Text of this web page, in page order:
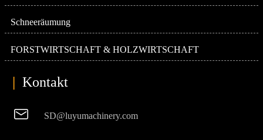
Schneeräumung
FORSTWIRTSCHAFT & HOLZWIRTSCHAFT
Kontakt
 SD@luyumachinery.com